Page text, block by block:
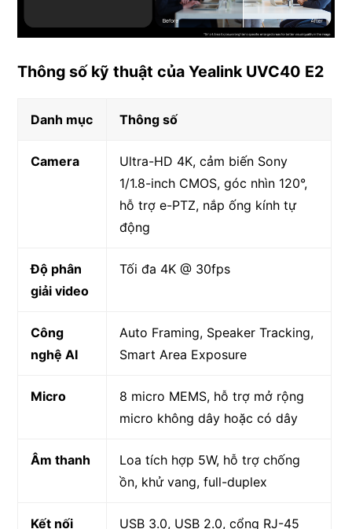
Thông số kỹ thuật của Yealink UVC40 E2
Danh mục Thông số
Camera
Ultra-HD 4K, cảm biến Sony
1/1.8-inch CMOS, góc nhìn 120°,
hỗ trợ e-PTZ, nắp ống kính tự
động
Độ phân
giải video
Tối đa 4K @ 30fps
Công
nghệ AI
Auto Framing, Speaker Tracking,
Smart Area Exposure
Micro
8 micro MEMS, hỗ trợ mở rộng
micro không dây hoặc có dây
Âm thanh
Loa tích hợp 5W, hỗ trợ chống
ồn, khử vang, full-duplex
Kết nối
USB 3.0, USB 2.0, cổng RJ-45